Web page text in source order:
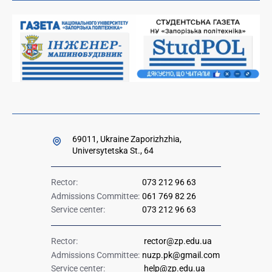
Ministry of Education and Science of Ukraine
Government hotline 1545
69011, Ukraine Zaporizhzhia,
Universytetska St., 64
Rector:
073 212 96 63
Admissions Committee: 061 769 82 26
Service center:
073 212 96 63
Rector:
rector@zp.edu.ua
Admissions Committee: nuzp.pk@gmail.com
Service center:
help@zp.edu.ua